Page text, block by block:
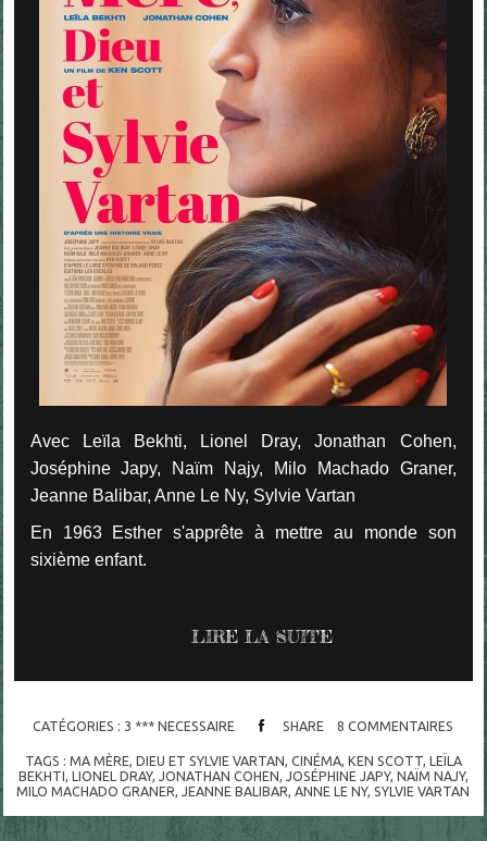
Avec Leïla Bekhti, Lionel Dray, Jonathan Cohen,
Joséphine Japy, Naïm Najy, Milo Machado Graner,
Jeanne Balibar, Anne Le Ny, Sylvie Vartan
En 1963 Esther s'apprête à mettre au monde son
sixième enfant.
LIRE LA SUITE
CATÉGORIES : 3 *** NECESSAIRE SHARE 8 COMMENTAIRES
TAGS : MA MÈRE, DIEU ET SYLVIE VARTAN, CINÉMA, KEN SCOTT, LEÏLA
BEKHTI, LIONEL DRAY, JONATHAN COHEN, JOSÉPHINE JAPY, NAÏM NAJY,
MILO MACHADO GRANER,JEANNE BALIBAR,ANNE LE NY,SYLVIE VARTAN